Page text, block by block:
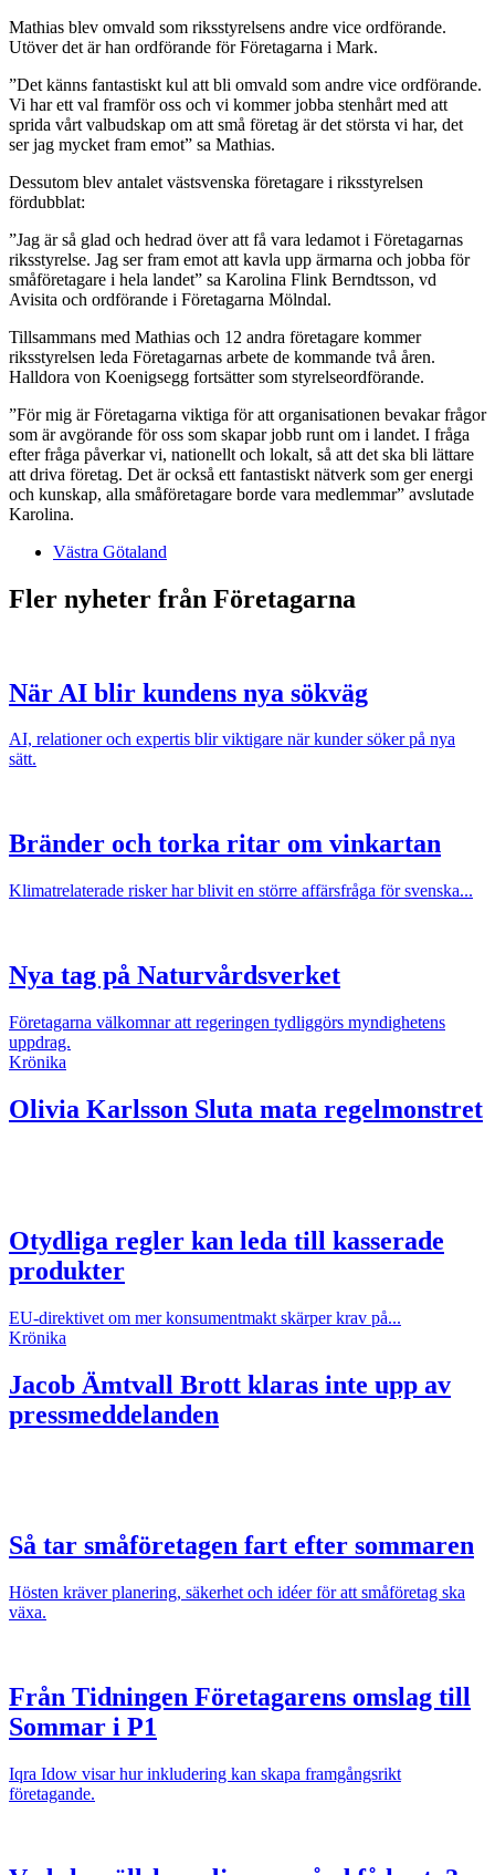
Mathias blev omvald som riksstyrelsens andre vice ordförande.
Utöver det är han ordförande för Företagarna i Mark.
”Det känns fantastiskt kul att bli omvald som andre vice ordförande.
Vi har ett val framför oss och vi kommer jobba stenhårt med att
sprida vårt valbudskap om att små företag är det största vi har, det
ser jag mycket fram emot” sa Mathias.
Dessutom blev antalet västsvenska företagare i riksstyrelsen
fördubblat:
”Jag är så glad och hedrad över att få vara ledamot i Företagarnas
riksstyrelse. Jag ser fram emot att kavla upp ärmarna och jobba för
småföretagare i hela landet” sa Karolina Flink Berndtsson, vd
Avisita och ordförande i Företagarna Mölndal.
Tillsammans med Mathias och 12 andra företagare kommer
riksstyrelsen leda Företagarnas arbete de kommande två åren.
Halldora von Koenigsegg fortsätter som styrelseordförande.
”För mig är Företagarna viktiga för att organisationen bevakar frågor
som är avgörande för oss som skapar jobb runt om i landet. I fråga
efter fråga påverkar vi, nationellt och lokalt, så att det ska bli lättare
att driva företag. Det är också ett fantastiskt nätverk som ger energi
och kunskap, alla småföretagare borde vara medlemmar” avslutade
Karolina.
Västra Götaland
Fler nyheter från Företagarna
När AI blir kundens nya sökväg
AI, relationer och expertis blir viktigare när kunder söker på nya
sätt.
Bränder och torka ritar om vinkartan
Klimatrelaterade risker har blivit en större affärsfråga för svenska...
Nya tag på Naturvårdsverket
Företagarna välkomnar att regeringen tydliggörs myndighetens
uppdrag.
Krönika
Olivia Karlsson Sluta mata regelmonstret
Otydliga regler kan leda till kasserade
produkter
EU-direktivet om mer konsumentmakt skärper krav på...
Krönika
Jacob Ämtvall Brott klaras inte upp av
pressmeddelanden
Så tar småföretagen fart efter sommaren
Hösten kräver planering, säkerhet och idéer för att småföretag ska
växa.
Från Tidningen Företagarens omslag till
Sommar i P1
Iqra Idow visar hur inkludering kan skapa framgångsrikt
företagande.